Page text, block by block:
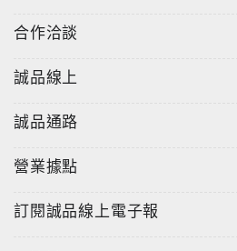
合作洽談
誠品線上
誠品通路
營業據點
訂閱誠品線上電子報